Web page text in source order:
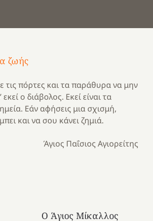
ζωής
τις πόρτες και τα παράθυρα να μην
εκεί ο διάβολος. Εκεί είναι τα
Εάν αφήσεις μια σχισμή,
και να σου κάνει ζημιά.
Άγιος Παΐσιος Αγιορείτης
Ο Άγιος Μίκαλλος